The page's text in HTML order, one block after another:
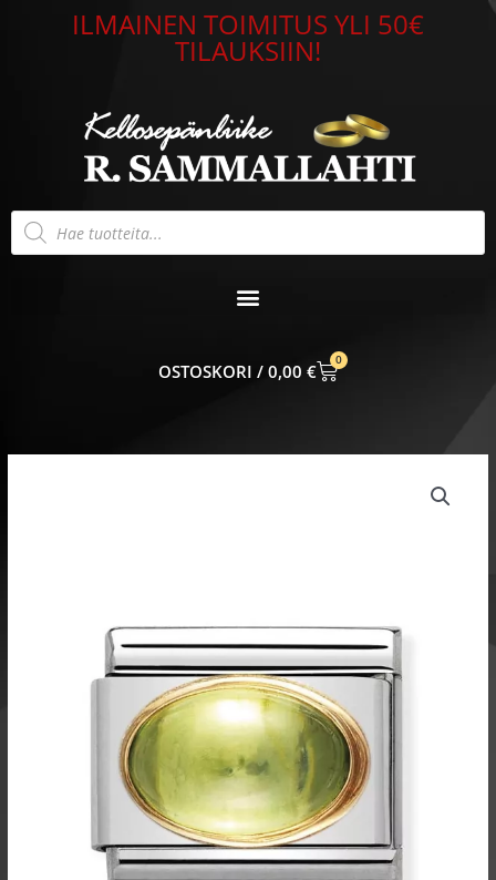
ILMAINEN TOIMITUS YLI 50€
TILAUKSIIN!
Products
search
0,00 €
0
CART